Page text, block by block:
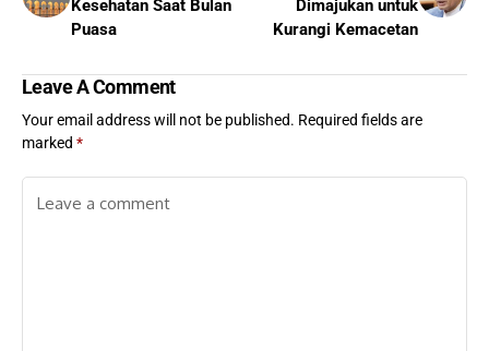
Kesehatan Saat Bulan
Puasa
Dimajukan untuk
Kurangi Kemacetan
Leave A Comment
Your email address will not be published. Required fields are
marked *